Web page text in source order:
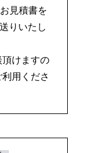
見積書を
りいたし
頂けますの
用くださ